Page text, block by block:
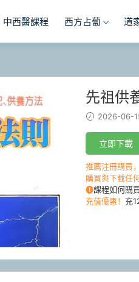
中西醫課程 西方占蔔 道
先祖供
2026-06-
立即下載
推薦注冊購買
購買與下載任
❶課程如何購
充值優惠！ 充